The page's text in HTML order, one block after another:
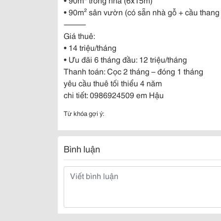
• 90m² sân vườn (có sẵn nhà gỗ + cầu
⸻
Giá thuê:
• 14 triệu/tháng
• Ưu đãi 6 tháng đầu: 12 triệu/tháng
Thanh toán: Cọc 2 tháng – đóng 1 tháng
yêu cầu thuê tối thiểu 4 năm
chi tiết: 0986924509 em Hậu
Từ khóa gợi ý:
Bình luận